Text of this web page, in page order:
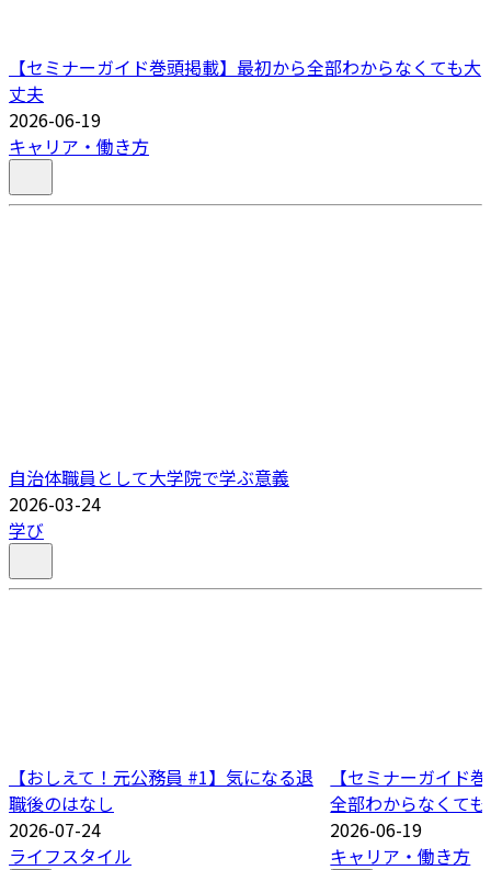
【セミナーガイド巻頭掲載】最初から全部わからなくても大
丈夫
2026-06-19
キャリア・働き方
自治体職員として大学院で学ぶ意義
2026-03-24
学び
【おしえて！元公務員 #1】気になる退
職後のはなし
2026-07-24
ライフスタイル
【セミナーガイド
全部わからなくて
2026-06-19
キャリア・働き方